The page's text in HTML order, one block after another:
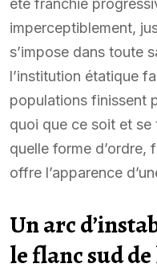
imperceptiblement,
s’impose dans toute
l’institution étatique
populations finissent
quoi que ce soit et se
quelle forme d’ordre,
offre l’apparence
Un arc
le flanc sud